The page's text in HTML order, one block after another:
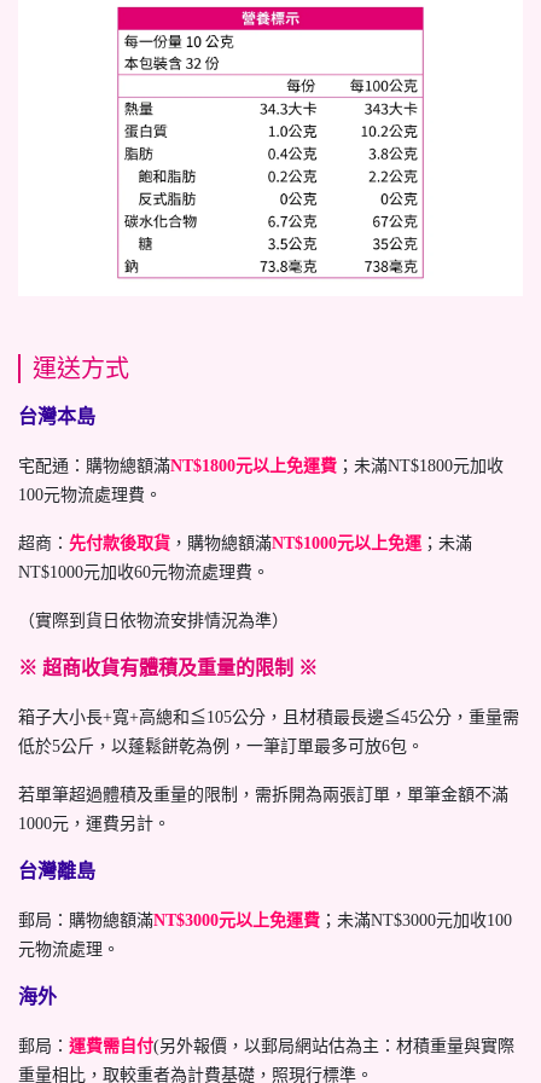
運送方式
台灣本島
宅配通：購物總額滿NT$1800元以上免運費 ；未滿NT$1800元加收
100元物流處理費。
超商： 先付款後取貨 ，購物總額滿NT$1000元以上免運 ；未滿
NT$1000元加收60元物流處理費。
（實際到貨日依物流安排情況為準）
※ 超商收貨有體積及重量的限制 ※
箱子大小長+寬+高總和≦105公分，且材積最長邊≦45公分，重量需
低於5公斤，以蓬鬆餅乾為例，一筆訂單最多可放6包。
若單筆超過體積及重量的限制，需拆開為兩張訂單，單筆金額不滿
1000元，運費另計。
台灣離島
郵局：購物總額滿NT$3000元以上免運費 ；未滿NT$3000元加收100
元物流處理。
海外
郵局： 運費需自付(另外報價，以郵局網站估為主：材積重量與實際
重量相比，取較重者為計費基礎，照現行標準。